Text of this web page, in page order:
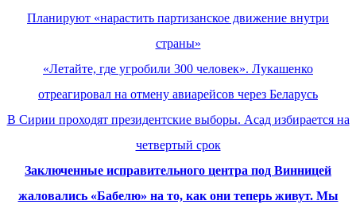
Планируют «нарастить партизанское движение внутри
страны»
«Летайте, где угробили 300 человек». Лукашенко
отреагировал на отмену авиарейсов через Беларусь
В Сирии проходят президентские выборы. Асад избирается на
четвертый срок
Заключенные исправительного центра под Винницей
жаловались «Бабелю» на то, как они теперь живут. Мы